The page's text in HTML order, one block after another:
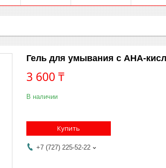
Гель для умывания с АНА-
3 600 ₸
В наличии
Купить
+7 (727) 225-52-22